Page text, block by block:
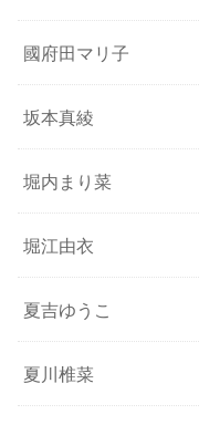
國府田マリ子
坂本真綾
堀内まり菜
堀江由衣
夏吉ゆうこ
夏川椎菜